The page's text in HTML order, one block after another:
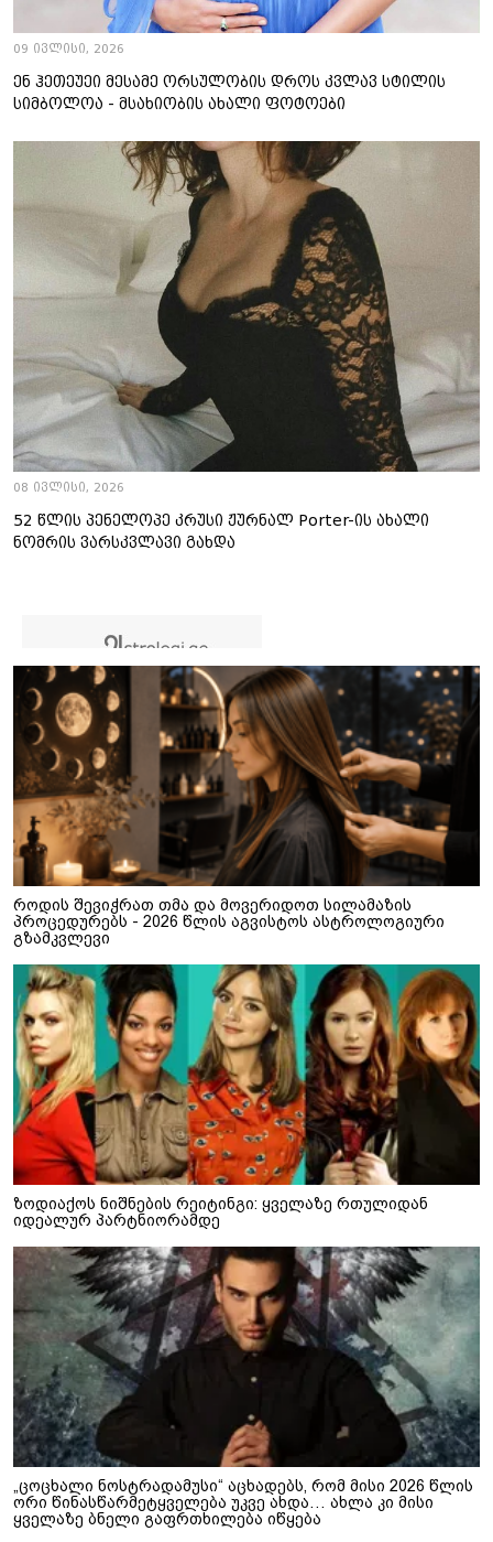
09 ივლისი, 2026
ენ ჰეთეუეი მესამე ორსულობის დროს კვლავ სტილის
სიმბოლოა - მსახიობის ახალი ფოტოები
08 ივლისი, 2026
52 წლის პენელოპე კრუსი ჟურნალ Porter-ის ახალი
ნომრის ვარსკვლავი გახდა
როდის შევიჭრათ თმა და მოვერიდოთ სილამაზის
პროცედურებს - 2026 წლის აგვისტოს ასტროლოგიური
გზამკვლევი
ზოდიაქოს ნიშნების რეიტინგი: ყველაზე რთულიდან
იდეალურ პარტნიორამდე
„ცოცხალი ნოსტრადამუსი“ აცხადებს, რომ მისი 2026 წლის
ორი წინასწარმეტყველება უკვე ახდა… ახლა კი მისი
ყველაზე ბნელი გაფრთხილება იწყება